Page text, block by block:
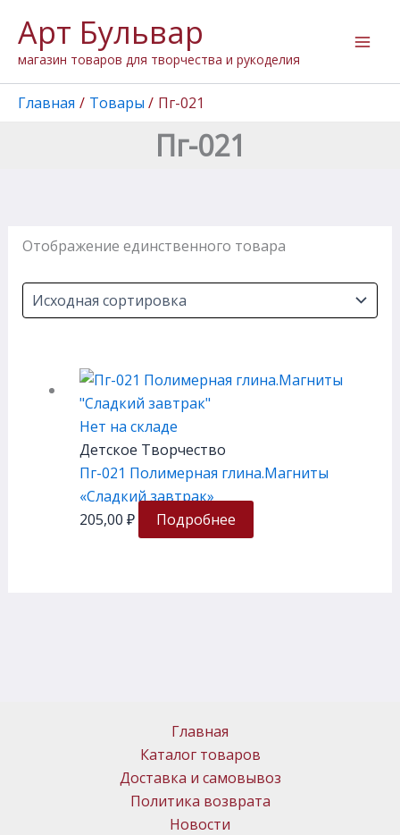
содержимому
Арт Бульвар
магазин товаров для творчества и рукоделия
Главная Товары Пг-021
Пг-021
Отображение единственного товара
Нет на складе
Детское Творчество
Пг-021 Полимерная глина.Магниты
«Сладкий завтрак»
205,00 ₽ Подробнее
Главная
Каталог товаров
Доставка и самовывоз
Политика возврата
Новости